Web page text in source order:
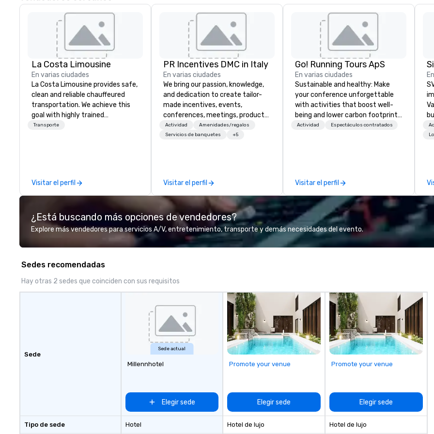
La Costa Limousine
En varias ciudades
La Costa Limousine provides safe,
clean and reliable chauffeured
transportation. We achieve this
goal with highly trained
chauffeurs, the newest vehicles
perfectly maintained fleet of late
model luxury vehicles to the
professional team of chauffeurs
and support staff; you will know
Costa Limousine.
Transporte
Visitar el perfil
PR Incentives DMC in Italy
En varias ciudades
We bring our passion, knowledge,
and dedication to create tailor-
made incentives, events,
conferences, meetings, product
launches, and luxury travel
experiences for our Clients. Based
information or collaboration
opportunities.
Actividad
Amenidades/regalos
Servicios de banquetes
+5
Visitar el perfil
Go! Running Tours ApS
En varias ciudades
Sustainable and healthy: Make
your conference unforgettable
with activities that boost well-
being and lower carbon footprints.
Explore the world on the run with
Actividad Espectáculos contratados
Visitar el perfil
¿Está buscando más opciones de vendedores?
Explore más vendedores para servicios A/V, entretenimiento, transporte y demás necesidades del evento.
Sedes recomendadas
Hay otras 2 sedes que coinciden con sus requisitos
Sede
Tipo de sede
Sede actual
Millennhotel
Elegir sede
Hotel
Promote your venue
Elegir sede
Hotel de lujo
Promote your venue
Elegir sede
Hotel de lujo